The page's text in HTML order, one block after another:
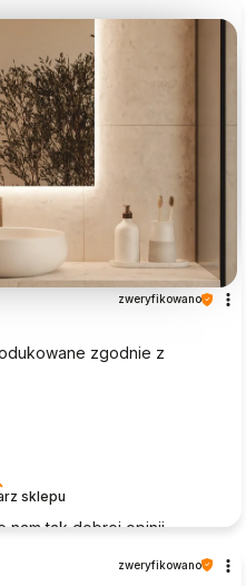
sklepu
nam tak dobrej opinii.
- dziękujemy raz
zweryfikowano
zgodnie z
zweryfikowano